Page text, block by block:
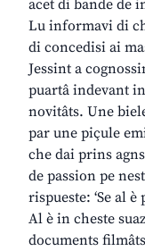
acet di bande de
Lu informavi di
di concedisi ai
Jessint a
puartâ indevant
novitâts. Une
par une piçule
che dai prins
de passion pe
rispueste: ‘Se al
Al è in cheste
documents